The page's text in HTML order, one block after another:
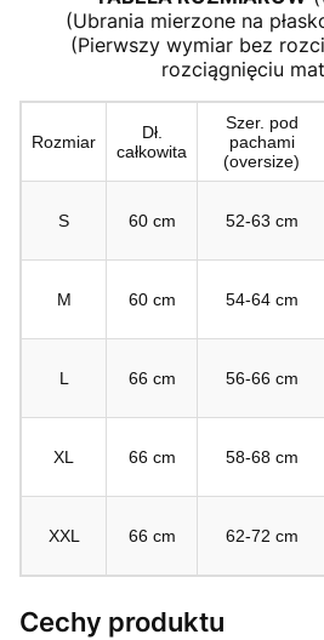
(Ubrania mierzone na
(Pierwszy wymiar bez
rozciągnięciu
Rozmiar
Dł.
całkowita
Szer. pod
pachami
(oversize)
S 60 cm 52-63 cm
M 60 cm 54-64 cm
L 66 cm 56-66 cm
XL 66 cm 58-68 cm
XXL 66 cm 62-72 cm
Cechy produktu